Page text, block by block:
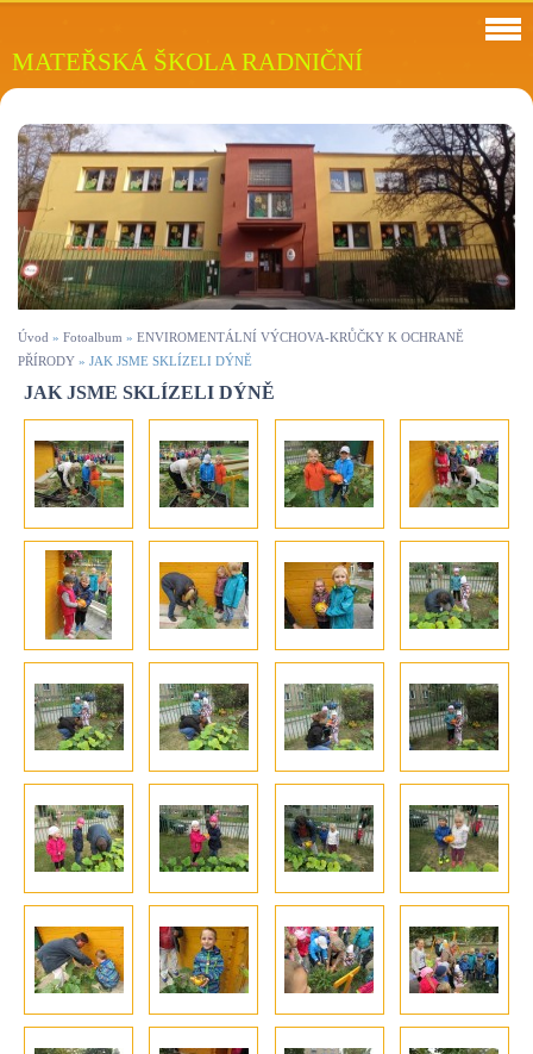
MATEŘSKÁ ŠKOLA RADNIČNÍ
Úvod » Fotoalbum » ENVIROMENTÁLNÍ VÝCHOVA-KRŮČKY K OCHRANĚ
PŘÍRODY » JAK JSME SKLÍZELI DÝNĚ
JAK JSME SKLÍZELI DÝNĚ